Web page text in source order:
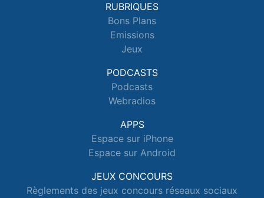
RUBRIQUES
Bons Plans
Emissions
Jeux
PODCASTS
Podcasts
Webradios
APPS
Espace sur iPhone
Espace sur Android
JEUX CONCOURS
Règlements des jeux concours réseaux sociaux